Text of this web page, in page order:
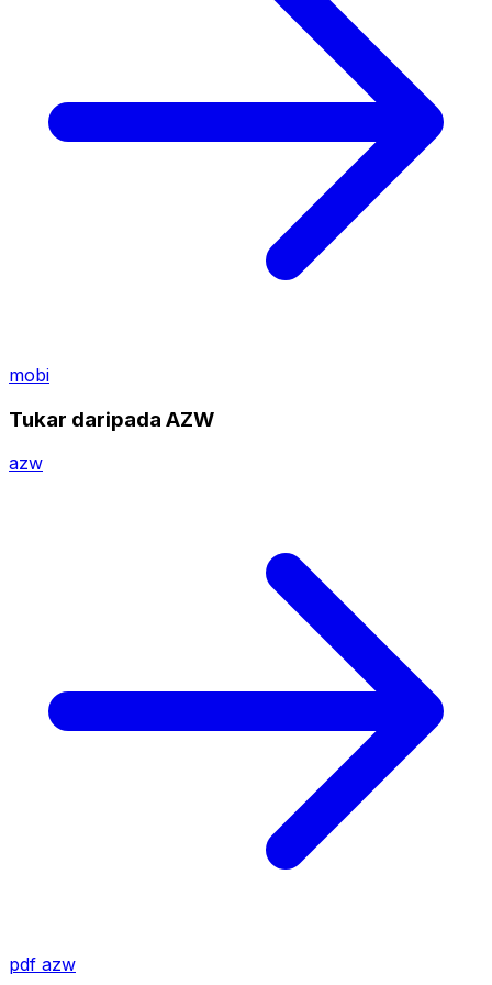
mobi
Tukar daripada AZW
azw
pdf azw